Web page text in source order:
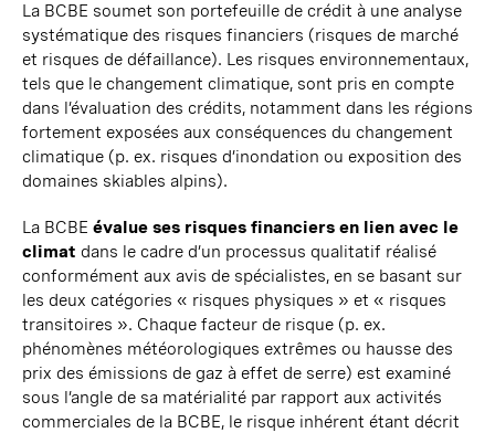
La BCBE soumet son portefeuille de crédit à une analyse
systématique des risques financiers (risques de marché
et risques de défaillance). Les risques environnementaux,
tels que le changement climatique, sont pris en compte
dans l’évaluation des crédits, notamment dans les régions
fortement exposées aux conséquences du changement
climatique (p. ex. risques d’inondation ou exposition des
domaines skiables alpins).
La BCBE évalue ses risques financiers en lien avec le
climat dans le cadre d’un processus qualitatif réalisé
conformément aux avis de spécialistes, en se basant sur
les deux catégories « risques physiques » et « risques
transitoires ». Chaque facteur de risque (p. ex.
phénomènes météorologiques extrêmes ou hausse des
prix des émissions de gaz à effet de serre) est examiné
sous l’angle de sa matérialité par rapport aux activités
commerciales de la BCBE, le risque inhérent étant décrit